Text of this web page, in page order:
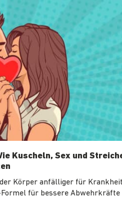
Kuscheln, Sex und
Körper anfälliger für
für bessere Abwehrkräfte